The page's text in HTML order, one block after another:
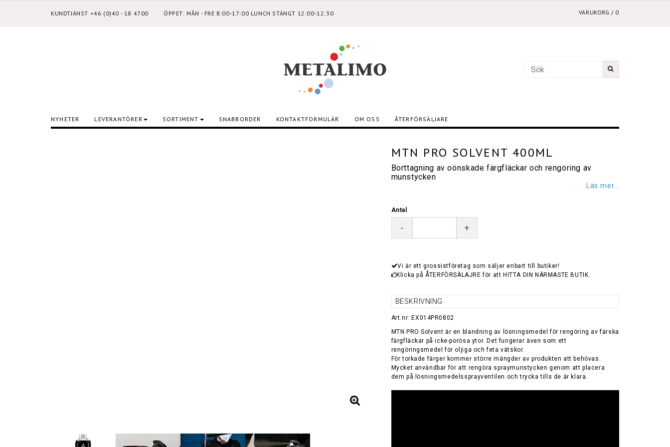
KUNDTJÄNST +46 (0)40 - 18 4700 ÖPPET: MÅN - FRE 8:00-17:00 LUNCH STÄNGT 12:00-12:30 VARUKORG / 0
NYHETER LEVERANTÖRER SORTIMENT SNABBORDER KONTAKTFORMULÄR OM OSS ÅTERFÖRSÄLJARE
MTN PRO SOLVENT 400ML
Borttagning av oönskade färgfläckar och rengöring av
munstycken
Läs mer...
Antal
- +
Vi är ett grossistföretag som säljer enbart till butiker!
Klicka på ÅTERFÖRSÄLAJRE för att HITTA DIN NÄRMASTE BUTIK.
BESKRIVNING
Art.nr: EX014PR0802
MTN PRO Solvent är en blandning av lösningsmedel för rengöring av färska
färgfläckar på icke-porösa ytor. Det fungerar även som ett
rengöringsmedel för oljiga och feta vätskor.
För torkade färger kommer större mängder av produkten att behövas.
Mycket användbar för att rengöra spraymunstycken genom att placera
dem på lösningsmedelssprayventilen och trycka tills de är klara.